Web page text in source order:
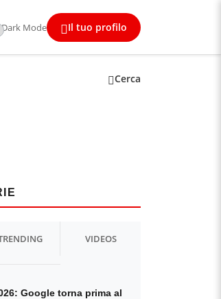
Dark Mode Il tuo profilo
Cerca
VIDEOS
Google torna prima al